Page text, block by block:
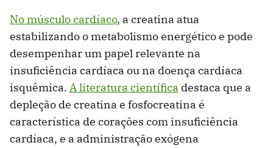
No músculo cardíaco, a creatina atua
estabilizando o metabolismo energético e pode
desempenhar um papel relevante na
insuficiência cardíaca ou na doença cardíaca
isquêmica. A literatura científica destaca que a
depleção de creatina e fosfocreatina é
característica de corações com insuficiência
cardíaca, e a administração exógena